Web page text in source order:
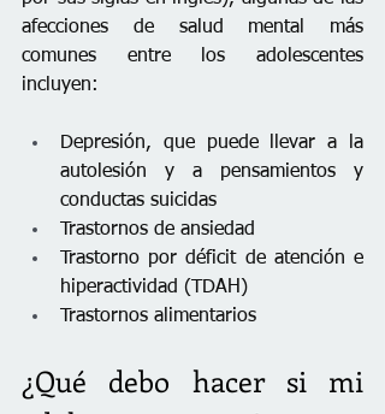
afecciones de salud mental más
comunes entre los adolescentes
incluyen:
Depresión, que puede llevar a la
autolesión y a pensamientos y
conductas suicidas
Trastornos de ansiedad
Trastorno por déficit de atención e
hiperactividad (TDAH)
Trastornos alimentarios
¿Qué debo hacer si mi